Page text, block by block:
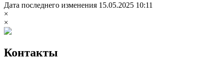
Дата последнего изменения 15.05.2025 10:11
×
×
Контакты